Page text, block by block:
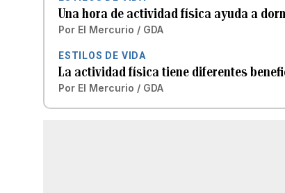
Una hora de actividad física ayuda a
Por El Mercurio / GDA
ESTILOS DE VIDA
La actividad física tiene diferentes
Por El Mercurio / GDA